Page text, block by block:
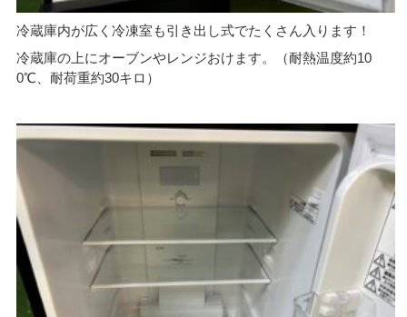
冷蔵庫内が広く冷凍室も引き出し式でたくさん入ります！
冷蔵庫の上にオーブンやレンジおけます。（耐熱温度約10
0℃、耐荷重約30キロ）